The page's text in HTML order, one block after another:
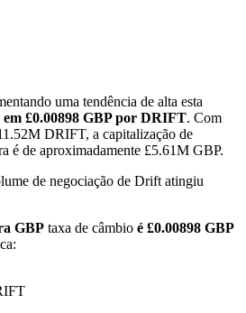
câmbio, metais preciosos e commodities
uma tendência de alta esta
em £0.00898 GBP por DRIFT. Com
DRIFT, a capitalização de
é de aproximadamente £5.61M GBP.
de negociação de Drift atingiu
GBP taxa de câmbio é £0.00898 GBP